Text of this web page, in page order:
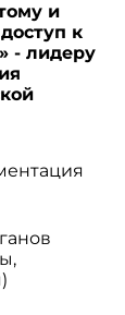
и
к
- лидеру